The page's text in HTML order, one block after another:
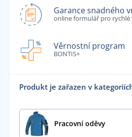
Garance snadného
online formulář pro rychlé
Věrnostní program
BONTIS+
Produkt je zařazen v
Pracovní oděvy